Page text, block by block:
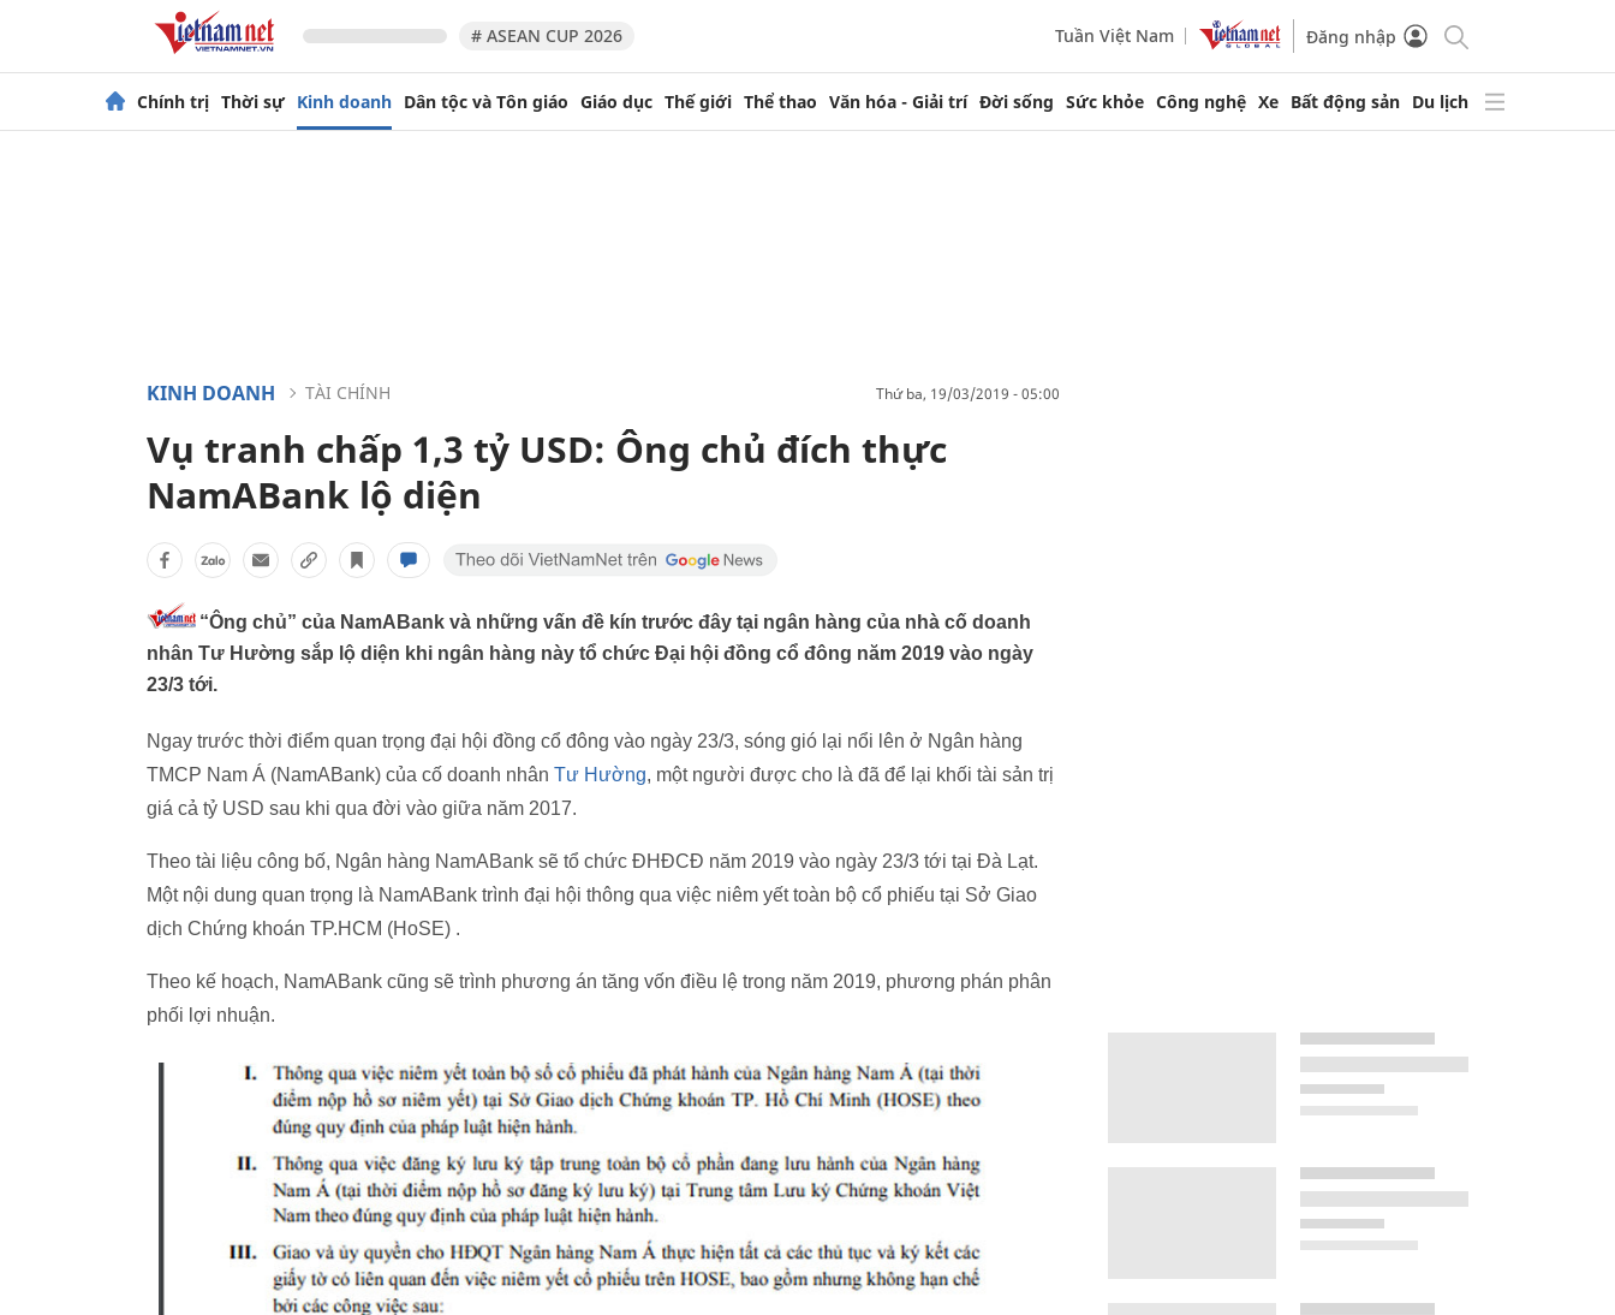
# ASEAN CUP 2026 Tuần Việt Nam Đăng nhập
Chính trị Thời sự Kinh doanh Dân tộc và Tôn giáo Giáo dục Thế giới Thể thao Văn hóa - Giải trí Đời sống Sức khỏe Công nghệ Xe Bất động sản Du lịch
KINH DOANH TÀI CHÍNH thứ ba, 19/03/2019 - 05:00
Vụ tranh chấp 1,3 tỷ USD: Ông chủ đích thực
NamABank lộ diện
“Ông chủ” của NamABank và những vấn đề kín trước đây tại ngân hàng của nhà cố doanh
nhân Tư Hường sắp lộ diện khi ngân hàng này tổ chức Đại hội đồng cổ đông năm 2019 vào ngày
23/3 tới.
Ngay trước thời điểm quan trọng đại hội đồng cổ đông vào ngày 23/3, sóng gió lại nổi lên ở Ngân hàng
TMCP Nam Á (NamABank) của cố doanh nhân Tư Hường, một người được cho là đã để lại khối tài sản trị
giá cả tỷ USD sau khi qua đời vào giữa năm 2017.
Theo tài liệu công bố, Ngân hàng NamABank sẽ tổ chức ĐHĐCĐ năm 2019 vào ngày 23/3 tới tại Đà Lạt.
Một nội dung quan trọng là NamABank trình đại hội thông qua việc niêm yết toàn bộ cổ phiếu tại Sở Giao
dịch Chứng khoán TP.HCM (HoSE) .
Theo kế hoạch, NamABank cũng sẽ trình phương án tăng vốn điều lệ trong năm 2019, phương phán phân
phối lợi nhuận.